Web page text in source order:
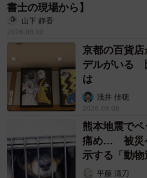
年筆じゃけえ」とアドバイ
す。
書士の現場から】
山下 静香
2026.08.08
京都の百貨
デルがいる
は
浅井 佳穂
2026.08.08
熊本地震で
痛め… 被災
示する「動
平藤 清刀